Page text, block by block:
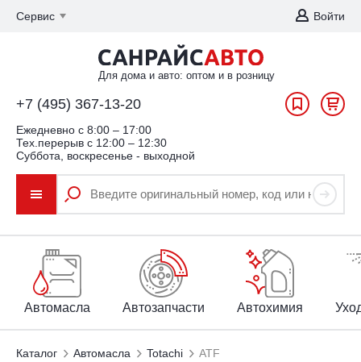
Сервис Войти
Для дома и авто: оптом и в розницу
+7 (495) 367-13-20
Ежедневно c 8:00 – 17:00
Тех.перерыв с 12:00 – 12:30
Суббота, воскресенье - выходной
Автомасла Автозапчасти Автохимия
Каталог Автомасла Totachi ATF